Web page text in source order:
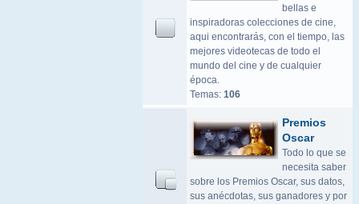
bellas e
inspiradoras colecciones de cine,
aqui encontrarás, con el tiempo, las
mejores videotecas de todo el
mundo del cine y de cualquier
época.
Temas: 106
Premios
Oscar
Todo lo que se
necesita saber
sobre los Premios Oscar, sus datos,
sus anécdotas, sus ganadores y por